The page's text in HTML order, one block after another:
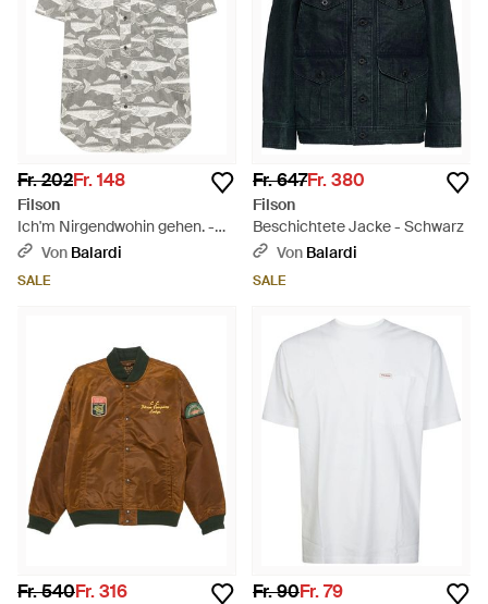
Fr. 202Fr. 148
Filson
Ich'm Nirgendwohin gehen. -
GrauVon Balardi
SALE
Fr. 647Fr. 380
Filson
Beschichtete Jacke - Schwarz
Von Balardi
SALE
Fr. 540Fr. 316 Fr. 90Fr. 79